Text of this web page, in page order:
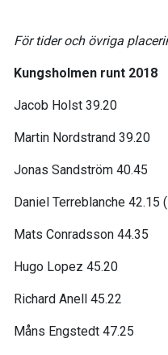
För tider och övriga
Kungsholmen runt 2018
Jacob Holst 39.20
Martin Nordstrand 39.20
Jonas Sandström 40.45
Daniel Terreblanche 42.15
Mats Conradsson 44.35
Hugo Lopez 45.20
Richard Anell 45.22
Måns Engstedt 47.25